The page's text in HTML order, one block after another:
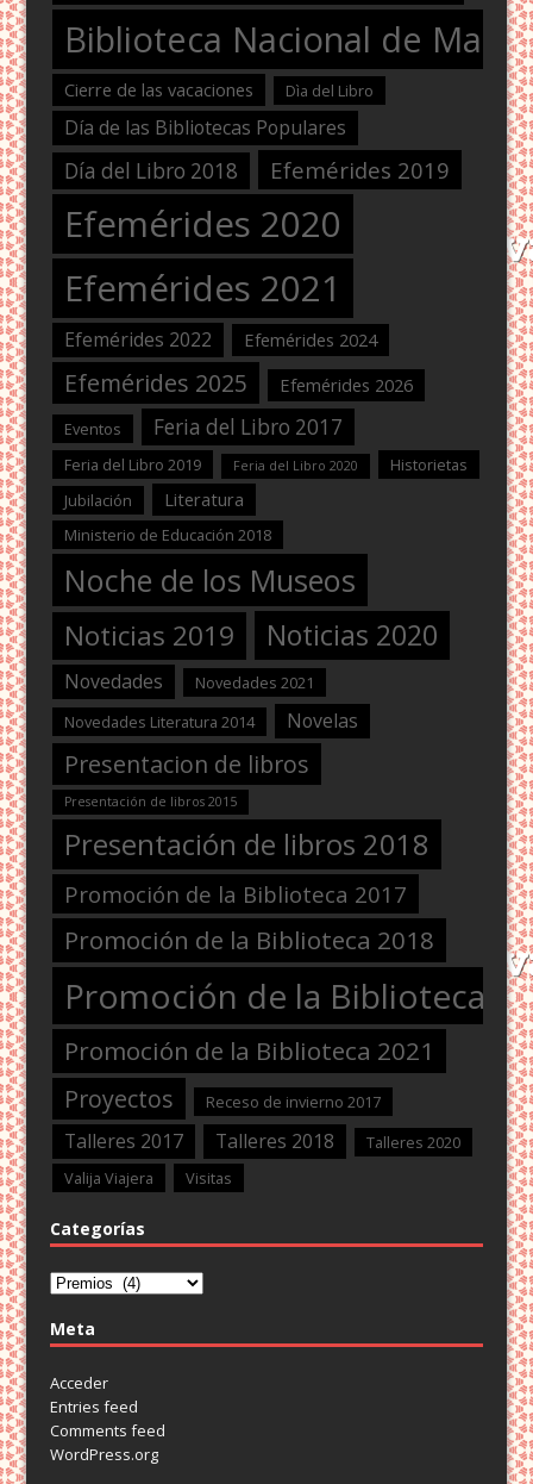
Biblioteca Nacional de
Cierre de las vacaciones Dìa del Libro
Día de las Bibliotecas Populares
Día del Libro 2018 Efemérides 2019
Efemérides 2020
Efemérides 2021
Efemérides 2022 Efemérides 2024
Efemérides 2025 Efemérides 2026
Eventos Feria del Libro 2017
Feria del Libro 2019 Feria del Libro 2020
Historietas
Jubilación
Literatura
Ministerio de Educación 2018
Noche de los Museos
Noticias 2019 Noticias 2020
Novedades
Novedades 2021
Novedades Literatura 2014
Novelas
Presentacion de libros
Presentación de libros 2015
Presentación de libros 2018
Promoción de la Biblioteca 2017
Promoción de la Biblioteca 2018
Promoción de la Biblioteca
Promoción de la Biblioteca 2021
Proyectos Receso de invierno 2017
Talleres 2017 Talleres 2018
Talleres 2020
Valija Viajera
Visitas
Categorías
Categorías
Meta
Acceder
Entries feed
Comments feed
WordPress.org